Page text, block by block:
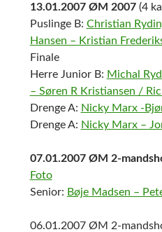
13.01.2007 ØM 2007(4
Puslinge B: Christian
Hansen – Kristian
Finale
Herre Junior B: Michal
– Søren R Kristiansen /
Drenge A: Nicky Marx -
Drenge A: Nicky Marx –
07.01.2007 ØM 2-
Foto
Senior: Bøje Madsen –
06.01.2007 ØM 2-